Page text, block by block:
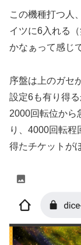
この機種打つ人
イツに6入れる
かなぁって感じ
序盤は上のガセ
設定6も有り得
2000回転位から
り、4000回転程
得たチケットが